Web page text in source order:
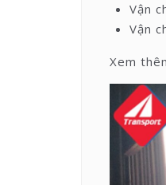
Vận
Vận
Xem